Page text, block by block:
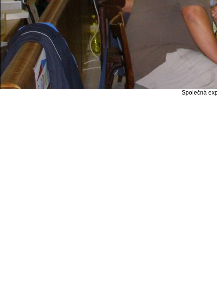
Společná